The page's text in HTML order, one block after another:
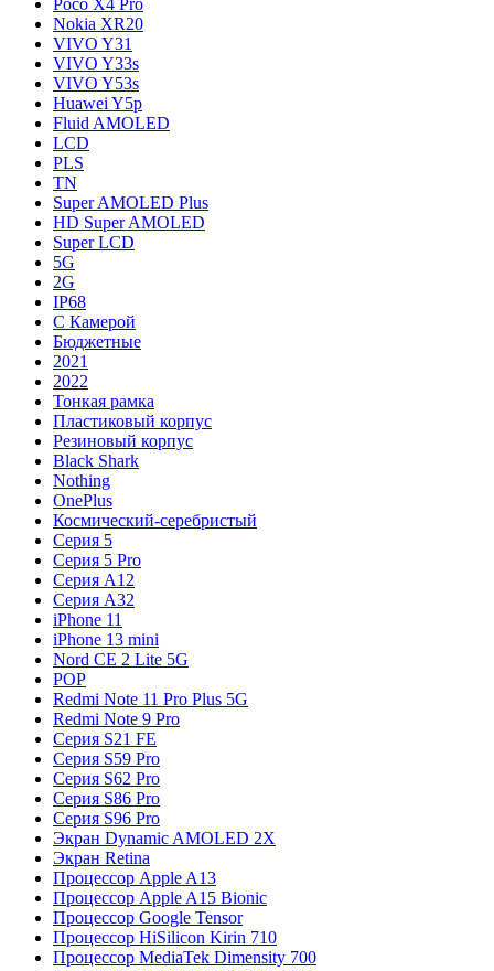
Nokia XR20
VIVO Y31
VIVO Y33s
VIVO Y53s
Huawei Y5p
Fluid AMOLED
LCD
PLS
TN
Super AMOLED Plus
HD Super AMOLED
Super LCD
5G
2G
IP68
С Камерой
Бюджетные
2021
2022
Тонкая рамка
Пластиковый корпус
Резиновый корпус
Black Shark
Nothing
OnePlus
Космический-серебристый
Серия 5
Серия 5 Pro
Серия A12
Серия A32
iPhone 11
iPhone 13 mini
Nord CE 2 Lite 5G
POP
Redmi Note 11 Pro Plus 5G
Redmi Note 9 Pro
Серия S21 FE
Серия S59 Pro
Серия S62 Pro
Серия S86 Pro
Серия S96 Pro
Экран Dynamic AMOLED 2X
Экран Retina
Процессор Apple A13
Процессор Apple A15 Bionic
Процессор Google Tensor
Процессор HiSilicon Kirin 710
Процессор MediaTek Dimensity 700